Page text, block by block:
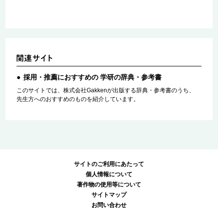
採用・推薦におすすめの 学研の辞典・参考書
このサイトでは、株式会社Gakkenが出版する辞典・参考書のうち、
先生方へのおすすめのものを紹介しています。
サイトのご利用にあたって
個人情報について
著作物の使用等について
サイトマップ
お問い合わせ